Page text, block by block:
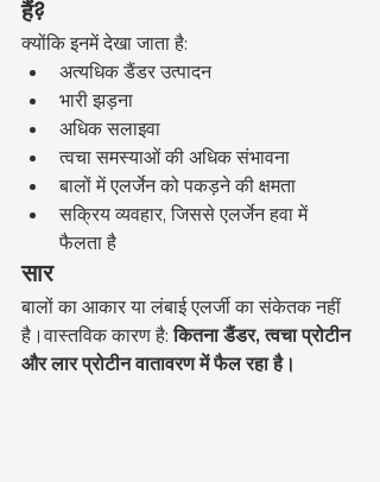
हैं?
क्योंकि इनमें देखा जाता है:
अत्यधिक डैंडर उत्पादन
भारी झड़ना
अधिक सलाइवा
त्वचा समस्याओं की अधिक संभावना
बालों में एलर्जेन को पकड़ने की क्षमता
सक्रिय व्यवहार, जिससे एलर्जेन हवा में
फैलता है
सार
बालों का आकार या लंबाई एलर्जी का संकेतक नहीं
है।वास्तविक कारण है: कितना डैंडर, त्वचा प्रोटीन
और लार प्रोटीन वातावरण में फैल रहा है।